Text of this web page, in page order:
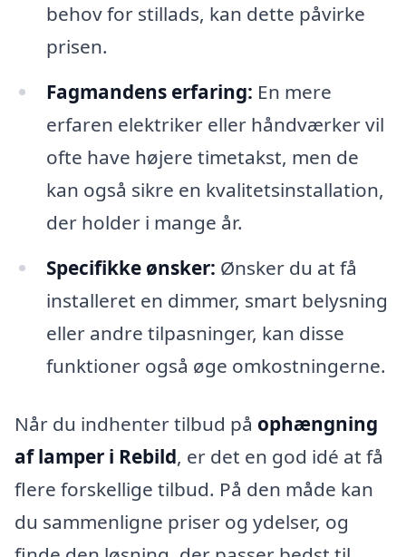
behov for stillads, kan dette påvirke
prisen.
Fagmandens erfaring: En mere
erfaren elektriker eller håndværker vil
ofte have højere timetakst, men de
kan også sikre en kvalitetsinstallation,
der holder i mange år.
Specifikke ønsker: Ønsker du at få
installeret en dimmer, smart belysning
eller andre tilpasninger, kan disse
funktioner også øge omkostningerne.
Når du indhenter tilbud på ophængning
af lamper i Rebild, er det en god idé at få
flere forskellige tilbud. På den måde kan
du sammenligne priser og ydelser, og